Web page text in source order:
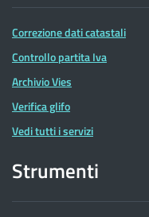
Correzione dati catastali
Controllo partita Iva
Archivio Vies
Verifica glifo
Vedi tutti i servizi
Strumenti